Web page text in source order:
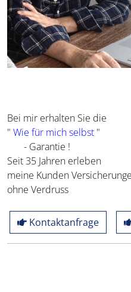
Bei mir erhalten Sie die
" Wie für mich selbst "
- Garantie !
Seit 35 Jahren erleben
meine Kunden
ohne Verdruss
Kontaktanfrage